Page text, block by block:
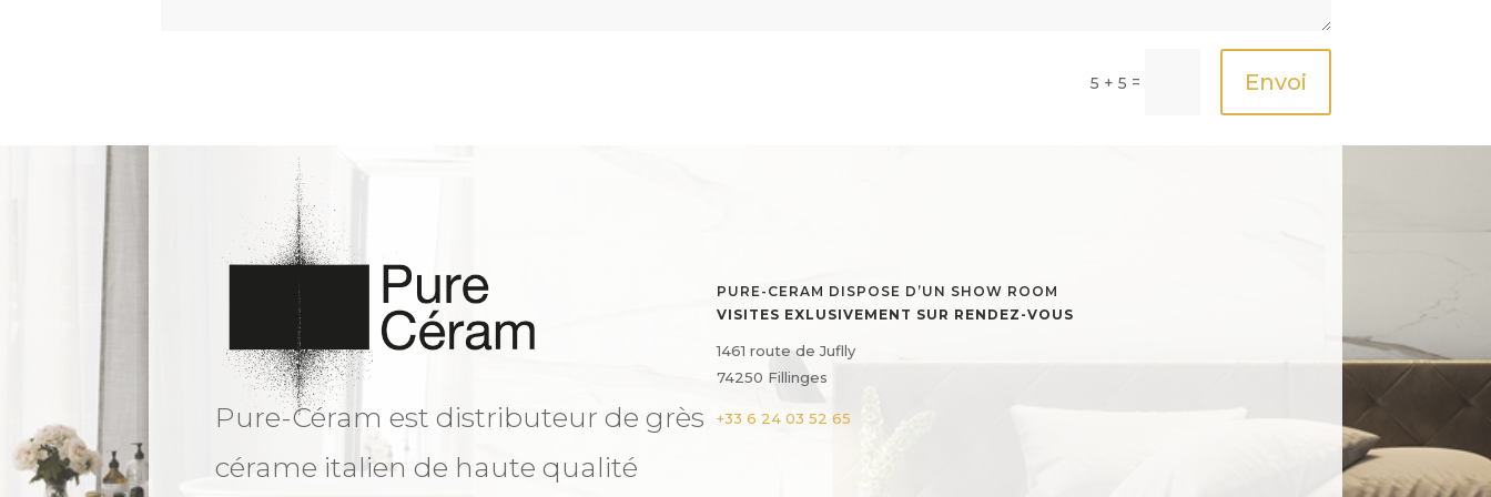
5 + 5 = Envoi
Pure-Céram est distributeur de grès
cérame italien de haute qualité
PURE-CERAM DISPOSE D’UN SHOW ROOM
VISITES EXLUSIVEMENT SUR RENDEZ-VOUS
1461 route de Juflly
74250 Fillinges
+33 6 24 03 52 65